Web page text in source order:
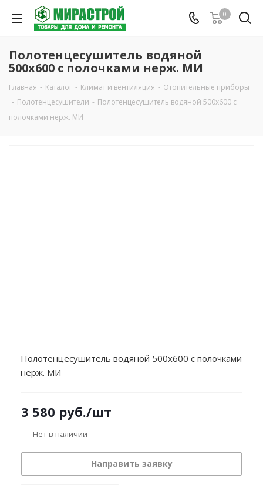
0
Полотенцесушитель водяной
500х600 с полочками нерж. МИ
Главная - Каталог - Климат и вентиляция - Отопительные приборы
- Полотенцесушители - Полотенцесушитель водяной 500х600 с
полочками нерж. МИ
Полотенцесушитель водяной 500х600 с полочками
нерж. МИ
3 580 руб./шт
Нет в наличии
Направить заявку